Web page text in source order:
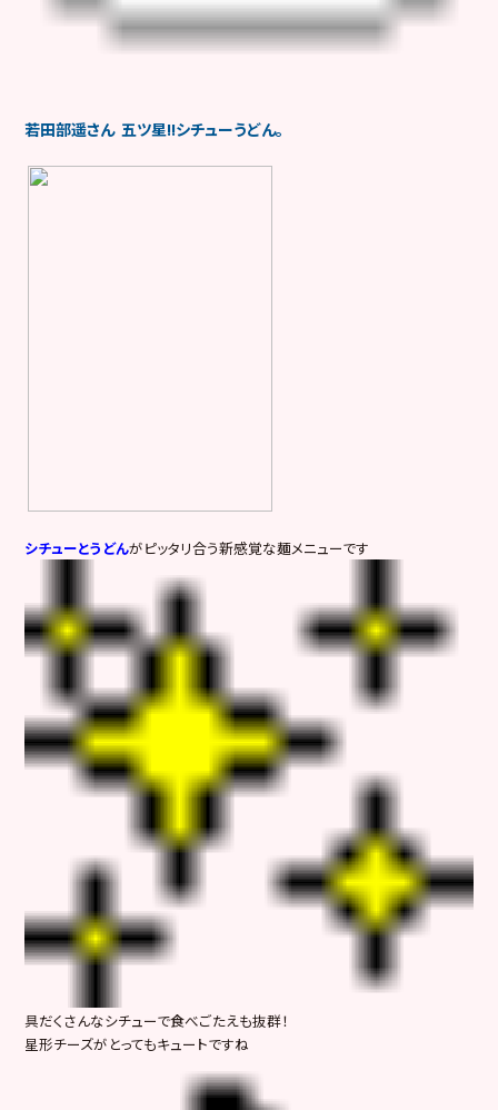
若田部遥さん 五ツ星!!シチューうどん。
シチューとうどんがピッタリ合う新感覚な麺メニューです
具だくさんなシチューで食べごたえも抜群！
星形チーズがとってもキュートですね